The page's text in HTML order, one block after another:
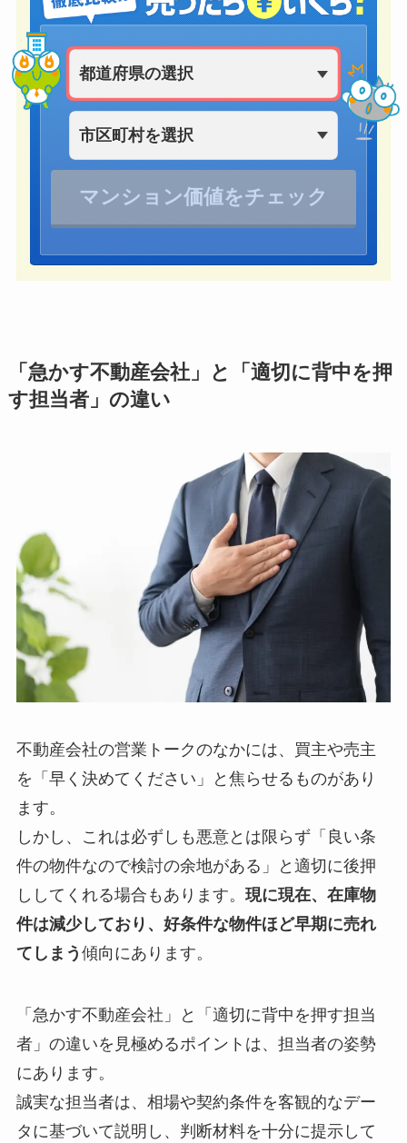
「急かす不動産会社」と「適切に背中を押
す担当者」の違い
不動産会社の営業トークのなかには、買主や売主
を「早く決めてください」と焦らせるものがあり
ます。
しかし、これは必ずしも悪意とは限らず「良い条
件の物件なので検討の余地がある」と適切に後押
ししてくれる場合もあります。 現に現在、在庫物
件は減少しており、好条件な物件ほど早期に売れ
てしまう 傾向にあります。
「急かす不動産会社」と「適切に背中を押す担当
者」の違いを見極めるポイントは、担当者の姿勢
にあります。
誠実な担当者は、相場や契約条件を客観的なデー
タに基づいて説明し、判断材料を十分に提示して